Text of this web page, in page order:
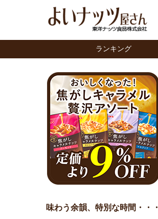
ランキング
味わう余韻、特別な時間・・・